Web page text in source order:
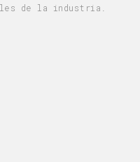
de la industria.